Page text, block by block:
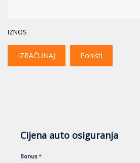
IZNOS
IZRAČUNAJ Poništi
Cijena auto osiguranja
Bonus *